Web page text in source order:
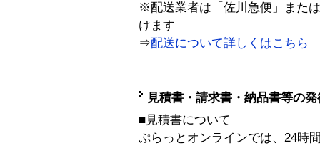
※配送業者は「佐川急便」また
けます
⇒配送について詳しくはこちら
見積書・請求書・納品書等の
■見積書について
ぷらっとオンラインでは、24時